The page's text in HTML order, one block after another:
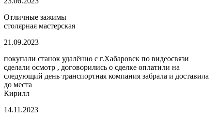
Отличные зажимы
столярная мастерская
21.09.2023
покупали станок удалённо с г.Хабаровск по видеосвязи
сделали осмотр , договорились о сделке оплатили на
следующий день транспортная компания забрала и доставила
до места
Кирилл
14.11.2023